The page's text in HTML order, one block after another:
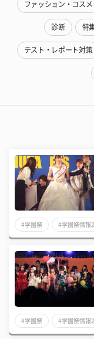
ファッション・コスメ
診断 特
テスト・レポート対策
#学園祭 #学園祭情報
#学園祭 #学園祭情報